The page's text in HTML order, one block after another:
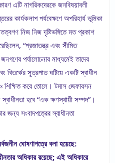
এটি নাগরিকদেরকে জনবিষয়াবলী
কার্যকলাপ পর্যবেক্ষণে অপরিহার্য ভূমিকা
নিজ নিজ দৃষ্টিভঙ্গিতে মত প্রকাশ
“প্রজাতন্ত্র এবং সীমিত
পর্যালোচনার মাধ্যমেই তাদের
সূত্রপাত ঘটিয়ে একটি স্বাধীন
শিক্ষিত করে তোলে। টমাস জেফারসন
হবে “এক ক্ষণস্থায়ী সম্পদ”।
জন্য সংবাদপত্রের স্বাধীনতা
ঘোষণাপত্রে বলা হয়েছে:
অধিকার রয়েছে; এই অধিকারে